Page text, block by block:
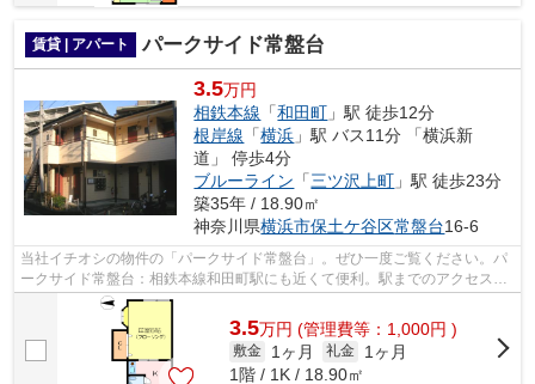
賃貸 | アパート パークサイド常盤台
3.5万円
相鉄本線 「和田町 」駅 徒歩12分
根岸線 「横浜 」駅 バス11分 「横浜新
道」 停歩4分
ブルーライン 「三ツ沢上町 」駅 徒歩23分
築35年 / 18.90㎡
神奈川県横浜市保土ケ谷区常盤台16-6
当社イチオシの物件の「パークサイド常盤台」。ぜひ一度ご覧ください。パ
ークサイド常盤台：相鉄本線和田町駅にも近くて便利。駅までのアクセスが
良い、徒歩12分のところに位置する物...
3.5万円 (管理費等：1,000円 )
敷金 1ヶ月 礼金
1ヶ月
1階 / 1K / 18.90㎡